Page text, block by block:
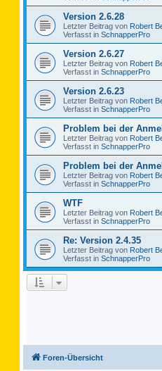
Version 2.6.28
Letzter Beitrag von Robert
Verfasst in SchnapperPro
Version 2.6.27
Letzter Beitrag von Robert
Verfasst in SchnapperPro
Version 2.6.23
Letzter Beitrag von Robert
Verfasst in SchnapperPro
Problem bei der
Letzter Beitrag von Robert
Verfasst in SchnapperPro
Problem bei der
Letzter Beitrag von Robert
Verfasst in SchnapperPro
WTF
Letzter Beitrag von Robert
Verfasst in SchnapperPro
Re: Version 2.4.35
Letzter Beitrag von Robert
Verfasst in SchnapperPro
Foren-Übersicht